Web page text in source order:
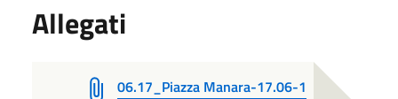
Allegati
06.17_Piazza Manara-17.06-1